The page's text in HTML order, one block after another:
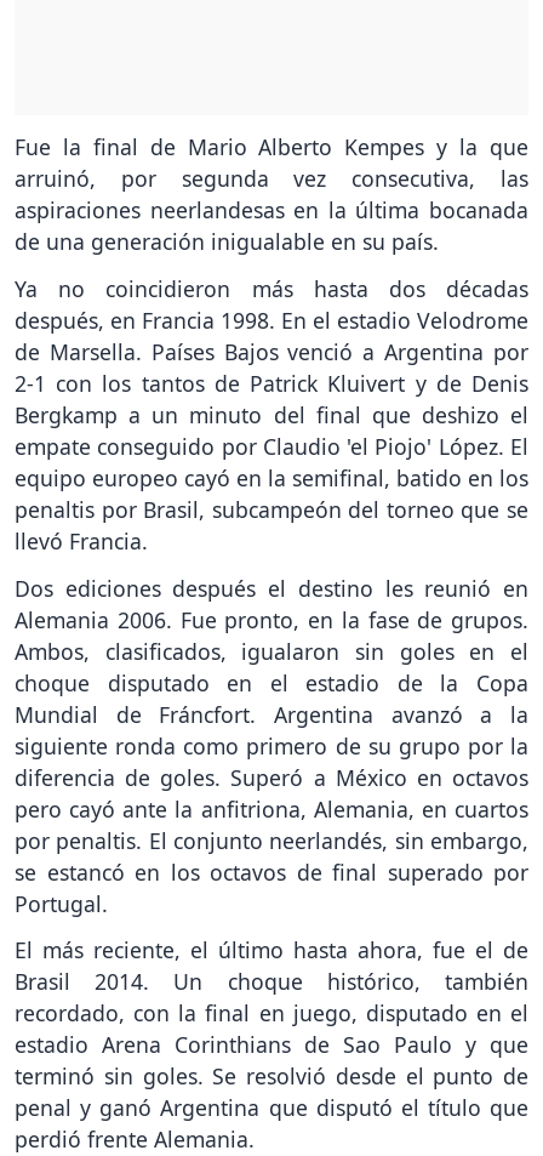
Fue la final de Mario Alberto Kempes y la que
arruinó, por segunda vez consecutiva, las
aspiraciones neerlandesas en la última bocanada
de una generación inigualable en su país.
Ya no coincidieron más hasta dos décadas
después, en Francia 1998. En el estadio Velodrome
de Marsella. Países Bajos venció a Argentina por
2-1 con los tantos de Patrick Kluivert y de Denis
Bergkamp a un minuto del final que deshizo el
empate conseguido por Claudio 'el Piojo' López. El
equipo europeo cayó en la semifinal, batido en los
penaltis por Brasil, subcampeón del torneo que se
llevó Francia.
Dos ediciones después el destino les reunió en
Alemania 2006. Fue pronto, en la fase de grupos.
Ambos, clasificados, igualaron sin goles en el
choque disputado en el estadio de la Copa
Mundial de Fráncfort. Argentina avanzó a la
siguiente ronda como primero de su grupo por la
diferencia de goles. Superó a México en octavos
pero cayó ante la anfitriona, Alemania, en cuartos
por penaltis. El conjunto neerlandés, sin embargo,
se estancó en los octavos de final superado por
Portugal.
El más reciente, el último hasta ahora, fue el de
Brasil 2014. Un choque histórico, también
recordado, con la final en juego, disputado en el
estadio Arena Corinthians de Sao Paulo y que
terminó sin goles. Se resolvió desde el punto de
penal y ganó Argentina que disputó el título que
perdió frente Alemania.